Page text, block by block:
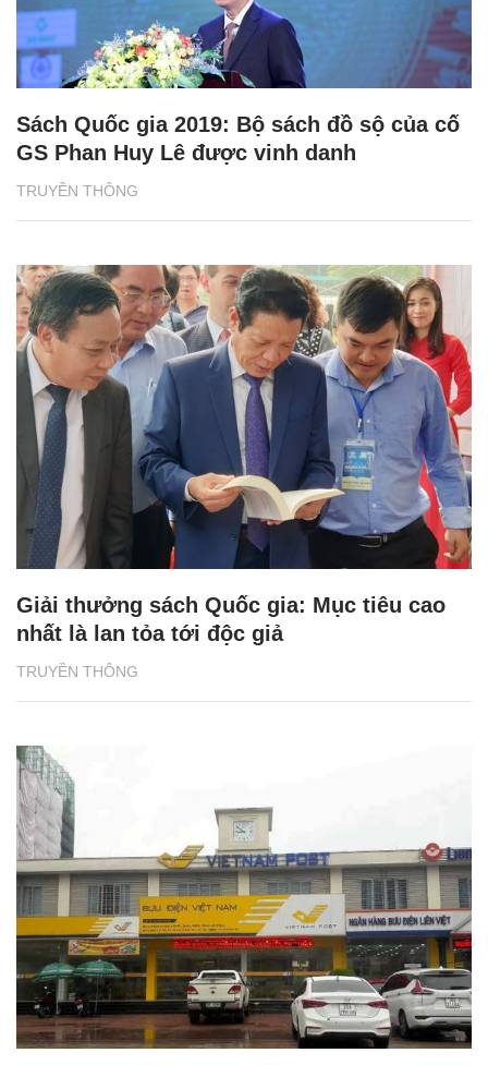
TRUYỀN THÔNG
Sách Quốc gia 2019: Bộ sách đồ sộ của cố
GS Phan Huy Lê được vinh danh
TRUYỀN THÔNG
Giải thưởng sách Quốc gia: Mục tiêu cao
nhất là lan tỏa tới độc giả